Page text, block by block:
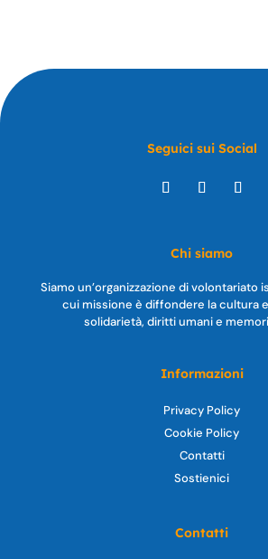
Seguici sui Social
Chi siamo
Siamo un’organizzazione di volontariato
cui missione è diffondere la cultura
solidarietà, diritti umani e
Informazioni
Privacy Policy
Cookie Policy
Contatti
Sostienici
Contatti